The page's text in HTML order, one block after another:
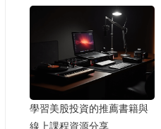
學習美股投資的推薦書籍與
線上課程資源分享